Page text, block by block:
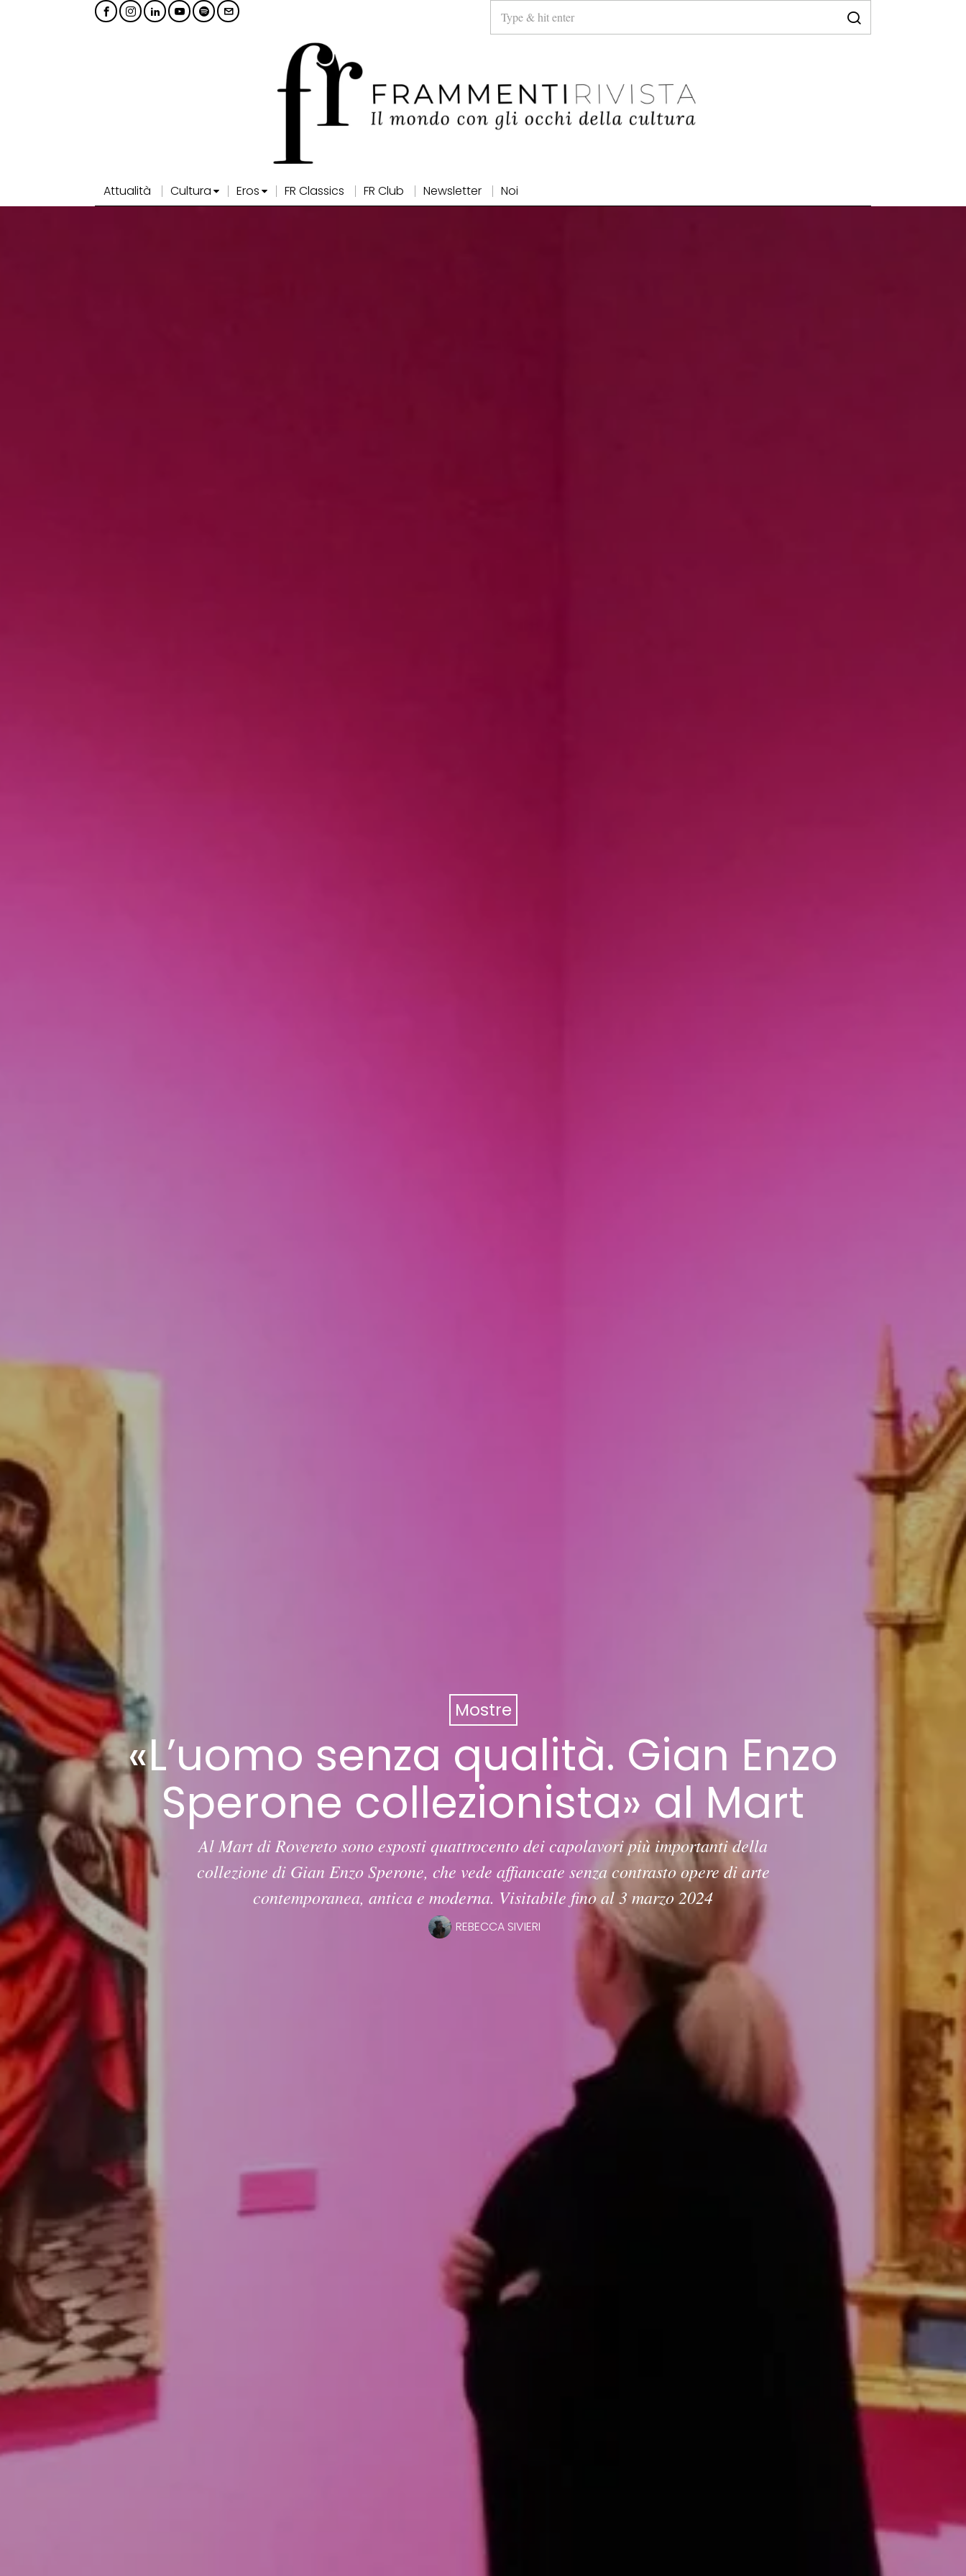
Attualità Cultura Eros FR Classics FR Club Newsletter Noi
Mostre
«L’uomo senza qualità. Gian Enzo
Sperone collezionista» al Mart
Al Mart di Rovereto sono esposti quattrocento dei capolavori più importanti della
collezione di Gian Enzo Sperone, che vede affiancate senza contrasto opere di arte
contemporanea, antica e moderna. Visitabile fino al 3 marzo 2024
REBECCA SIVIERI